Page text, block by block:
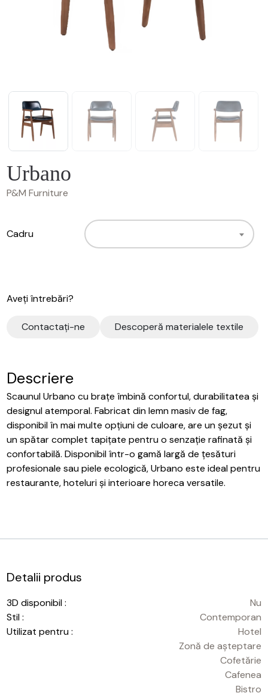
Urbano
P&M Furniture
Cadru
Aveți întrebări?
Contactaţi-ne Descoperă materialele textile
Descriere
Scaunul Urbano cu brațe îmbină confortul, durabilitatea și
designul atemporal. Fabricat din lemn masiv de fag,
disponibil în mai multe opțiuni de culoare, are un șezut și
un spătar complet tapițate pentru o senzație rafinată și
confortabilă. Disponibil într-o gamă largă de țesături
profesionale sau piele ecologică, Urbano este ideal pentru
restaurante, hoteluri și interioare horeca versatile.
Detalii produs
3D disponibil :
Nu
Stil :
Contemporan
Utilizat pentru :
Hotel
Zonă de așteptare
Cofetărie
Cafenea
Bistro